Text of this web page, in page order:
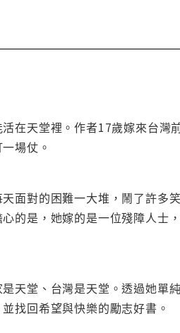
在天堂裡。作者17歲嫁來台灣
場仗。
面對的困難一大堆，鬧了許多
的是，她嫁的是一位殘障人士
天堂、台灣是天堂。透過她單
找回希望與快樂的勵志好書。